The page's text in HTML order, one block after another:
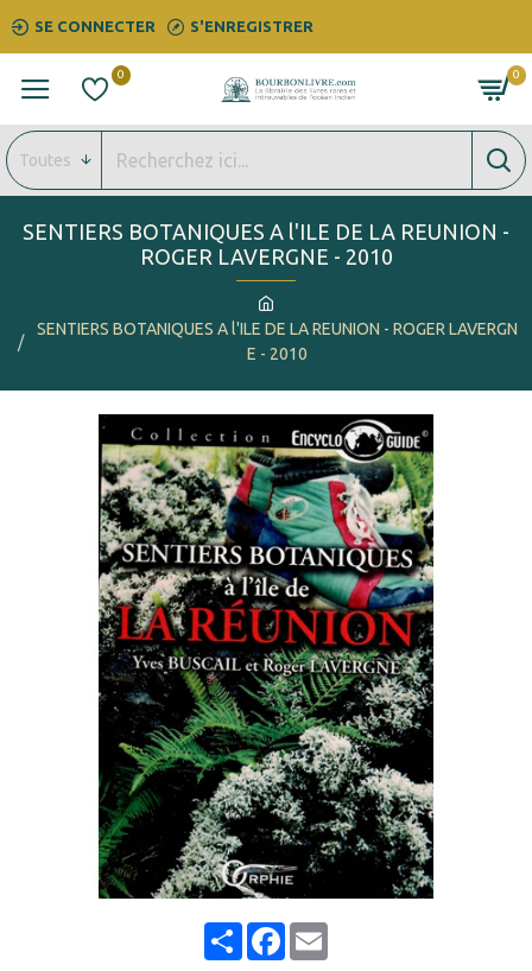
SE CONNECTER S'ENREGISTRER
0 0
Toutes
SENTIERS BOTANIQUES A l'ILE DE LA REUNION - ROGER LAVERGN
E - 2010
SENTIERS BOTANIQUES A l'ILE DE LA REUNION -
ROGER LAVERGNE - 2010
ShareFacebook
Email